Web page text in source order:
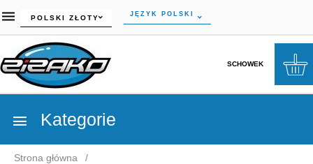
currency_h
POLSKI ZŁOTY JĘZYK POLSKI
SCHOWEK
Kategorie
Strona główna